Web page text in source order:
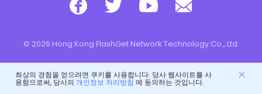
© 2026 Hong Kong FlashGet Network Technology Co., Ltd.
최상의 경험을 얻으려면 쿠키를 사용합니다. 당사 웹사이트를 사
용함으로써, 당사의 개인정보 처리방침 에 동의하는 것입니다.